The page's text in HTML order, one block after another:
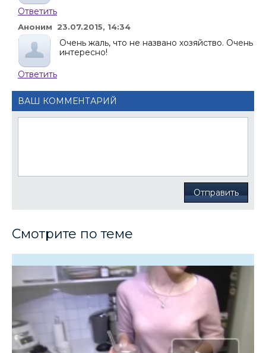
Ответить
Аноним 23.07.2015, 14:34
Очень жаль, что не названо хозяйство. Очень
интересно!
Ответить
ВАШ КОММЕНТАРИЙ
Отправить
Смотрите по теме